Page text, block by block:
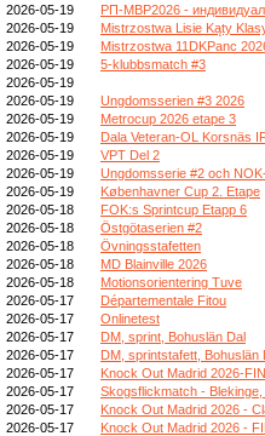
2026-05-19
РП-МВР2026 -
2026-05-19
Mistrzostwa Lisie Kąty
2026-05-19
Mistrzostwa 11DKPanc
2026-05-19
5-klubbsmatch #3
2026-05-19
2026-05-19
Ungdomsserien #3 2026
2026-05-19
Metrocup 2026 etape 3
2026-05-19
Dala Veteran-OL Korsnäs
2026-05-19
VPT Del 2
2026-05-19
Ungdomsserie #2 och
2026-05-19
Københavner Cup 2. Etape
2026-05-18
FOK:s Sprintcup Etapp 6
2026-05-18
Östgötaserien #2
2026-05-18
Övningsstafetten
2026-05-18
MD Blainville 2026
2026-05-18
Motionsorientering Tuve
2026-05-17
Départementale Fitou
2026-05-17
Onlinetest
2026-05-17
DM, sprint, Bohuslän Dal
2026-05-17
DM, sprintstafett, Bohuslän
2026-05-17
Knock Out Madrid 2026-
2026-05-17
Skogsflickmatch -
2026-05-17
Knock Out Madrid 2026 -
2026-05-17
Knock Out Madrid 2026 -